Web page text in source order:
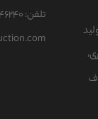
تلفن: ۰۹۱۲۸۴۴۶۲۴۰